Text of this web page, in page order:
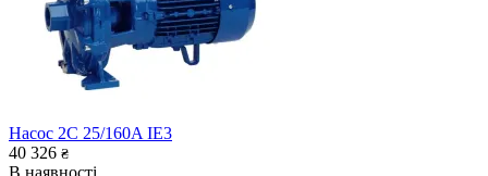
Насос 2C 25/160A IE3
40 326 ₴
В наявності